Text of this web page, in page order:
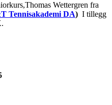
Wettergren fra
Tennisakademi DA) I tillegg